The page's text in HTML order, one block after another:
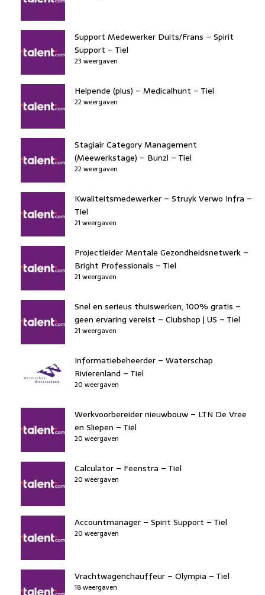
Support Medewerker Duits/Frans – Spirit
Support – Tiel
23 weergaven
Helpende (plus) – Medicalhunt – Tiel
22 weergaven
Stagiair Category Management
(Meewerkstage) – Bunzl – Tiel
22 weergaven
Kwaliteitsmedewerker – Struyk Verwo Infra –
Tiel
21 weergaven
Projectleider Mentale Gezondheidsnetwerk –
Bright Professionals – Tiel
21 weergaven
Snel en serieus thuiswerken, 100% gratis –
geen ervaring vereist – Clubshop | US – Tiel
21 weergaven
Informatiebeheerder – Waterschap
Rivierenland – Tiel
20 weergaven
Werkvoorbereider nieuwbouw – LTN De Vree
en Sliepen – Tiel
20 weergaven
Calculator – Feenstra – Tiel
20 weergaven
Accountmanager – Spirit Support – Tiel
20 weergaven
Vrachtwagenchauffeur – Olympia – Tiel
18 weergaven